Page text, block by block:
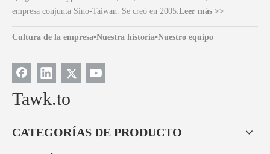
empresa conjunta Sino-Taiwan. Se creó en 2005.Leer más >>
Cultura de la empresa▪Nuestra historia▪Nuestro equipo
Tawk.to
CATEGORÍAS DE PRODUCTO